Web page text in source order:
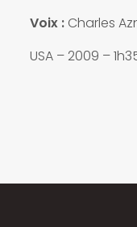
Voix :Charles
USA – 2009 –